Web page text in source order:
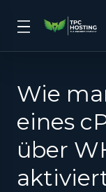
Wie
eines
über